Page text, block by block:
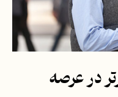
برتر در عرصه